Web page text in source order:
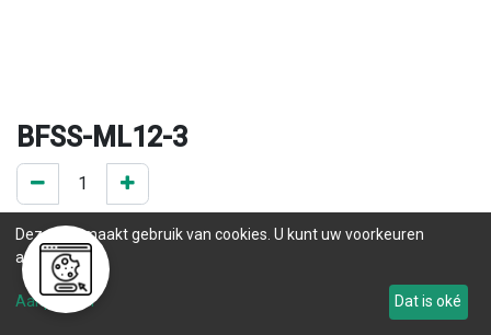
BFSS-ML12-3
0 ST op voorraad
.
.
Deze site maakt gebruik van cookies. U kunt uw voorkeuren
aanpassen.
Aanpassen Dat is oké